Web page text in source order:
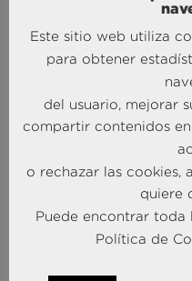
con la incorporación de
Mateos
27 Abr 2026
MÁS NOTICIAS
Este sitio web utiliza
para obtener
del usuario, mejorar
compartir contenidos
o rechazar las cookies,
quiere
Puede encontrar toda
Política de